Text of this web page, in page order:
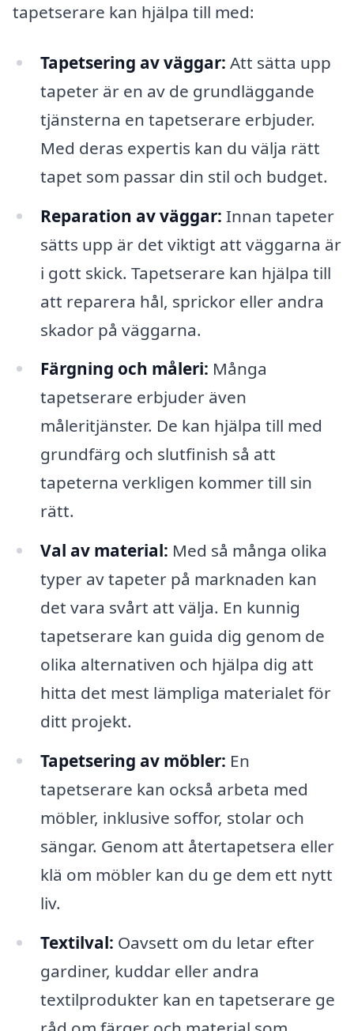
tapetserare kan hjälpa till med:
Tapetsering av väggar: Att sätta upp
tapeter är en av de grundläggande
tjänsterna en tapetserare erbjuder.
Med deras expertis kan du välja rätt
tapet som passar din stil och budget.
Reparation av väggar: Innan tapeter
sätts upp är det viktigt att väggarna är
i gott skick. Tapetserare kan hjälpa till
att reparera hål, sprickor eller andra
skador på väggarna.
Färgning och måleri: Många
tapetserare erbjuder även
måleritjänster. De kan hjälpa till med
grundfärg och slutfinish så att
tapeterna verkligen kommer till sin
rätt.
Val av material: Med så många olika
typer av tapeter på marknaden kan
det vara svårt att välja. En kunnig
tapetserare kan guida dig genom de
olika alternativen och hjälpa dig att
hitta det mest lämpliga materialet för
ditt projekt.
Tapetsering av möbler: En
tapetserare kan också arbeta med
möbler, inklusive soffor, stolar och
sängar. Genom att återtapetsera eller
klä om möbler kan du ge dem ett nytt
liv.
Textilval: Oavsett om du letar efter
gardiner, kuddar eller andra
textilprodukter kan en tapetserare ge